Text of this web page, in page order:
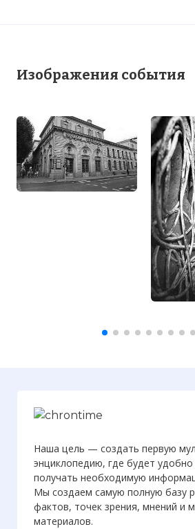
Изображения события
Наша цель — создать первую
энциклопедию, где будет удобно
получать необходимую
Мы создаем самую полную базу
фактов, точек зрения, мнений и
материалов.